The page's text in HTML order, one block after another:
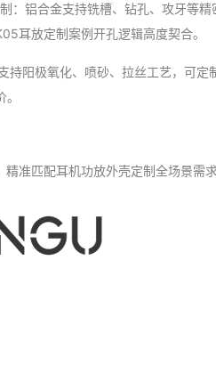
：铝合金支持铣槽、钻孔、攻牙等
耳放定制案例开孔逻辑高度契合。
持阳极氧化、喷砂、拉丝工艺，可定
精准匹配耳机功放外壳定制全场景需求